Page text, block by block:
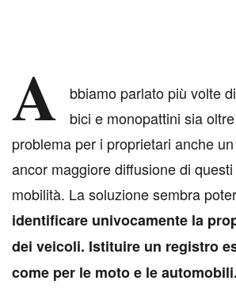
A
bbiamo parlato più volte
bici e monopattini sia
problema per i proprietari anche
ancor maggiore diffusione di
mobilità. La soluzione sembra
identificare univocamente la
dei veicoli. Istituire un registro
come per le moto e le automobili.